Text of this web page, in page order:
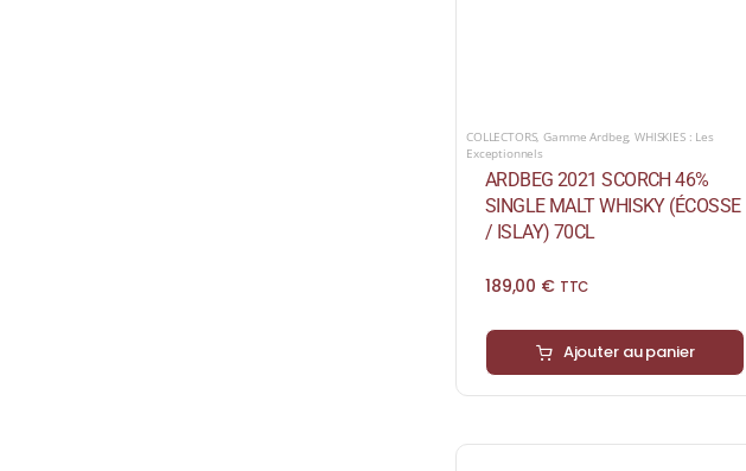
COLLECTORS,Gamme Ardbeg,WHISKIES : Les
Exceptionnels
ARDBEG 2021 SCORCH 46%
SINGLE MALT WHISKY (ÉCOSSE
/ ISLAY) 70CL
189,00 € TTC
Ajouter au panier